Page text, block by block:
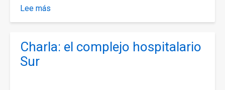
Lee más
Charla
con
Charla: el complejo hospitalario
Sur